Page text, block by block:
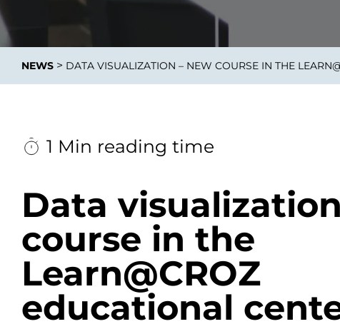
NEWS > DATA VISUALIZATION – NEW COURSE IN THE
1 Min reading time
Data
course in the
Learn@CROZ
educational